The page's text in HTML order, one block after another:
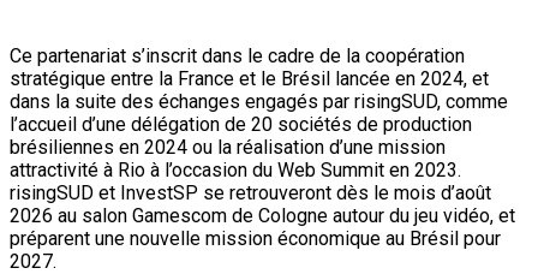
Ce partenariat s’inscrit dans le cadre de la coopération
stratégique entre la France et le Brésil lancée en 2024, et
dans la suite des échanges engagés par risingSUD, comme
l’accueil d’une délégation de 20 sociétés de production
brésiliennes en 2024 ou la réalisation d’une mission
attractivité à Rio à l’occasion du Web Summit en 2023.
risingSUD et InvestSP se retrouveront dès le mois d’août
2026 au salon Gamescom de Cologne autour du jeu vidéo, et
préparent une nouvelle mission économique au Brésil pour
2027.